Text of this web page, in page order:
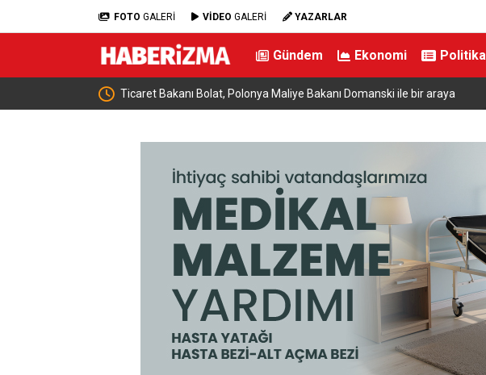
FOTO GALERİ VİDEO GALERİ YAZARLAR
Gündem Ekonomi Politika
Almanya’da Ren Nehri’nde kuraklık alarmı: Su seviyesinde tarihi düşüş